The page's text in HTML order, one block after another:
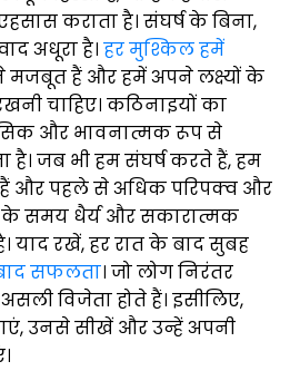
कराता है। संघर्ष के बिना,
अधूरा है। हर मुश्किल हमें
मजबूत हैं और हमें अपने लक्ष्यों के
चाहिए। कठिनाइयों का
और भावनात्मक रूप से
है। जब भी हम संघर्ष करते हैं, हम
और पहले से अधिक परिपक्व और
के समय धैर्य और सकारात्मक
याद रखें, हर रात के बाद सुबह
सफलता। जो लोग निरंतर
विजेता होते हैं। इसीलिए,
उनसे सीखें और उन्हें अपनी